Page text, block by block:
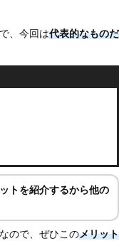
、今回は代表的なものだ
トを紹介するから他の
なので、ぜひこのメリット